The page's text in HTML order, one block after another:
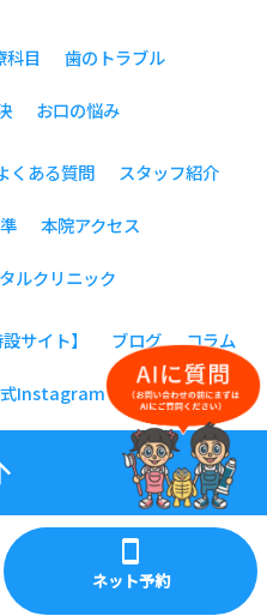
smartphone
ネット予約
科目 歯のトラブル
お口の悩み
くある質問 スタッフ紹介
本院アクセス
ルクリニック
サイト】 ブログ コラム
Instagram